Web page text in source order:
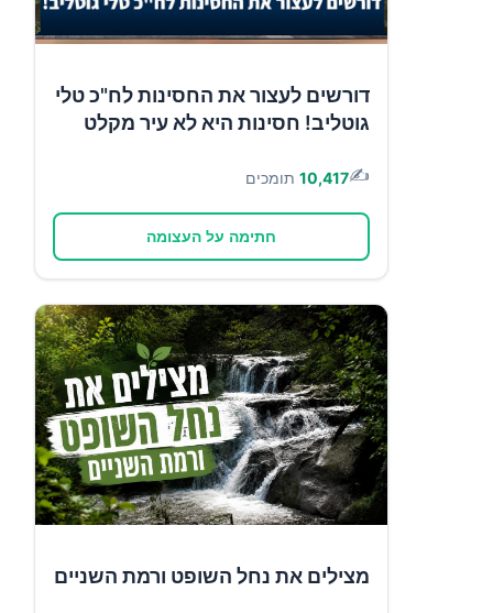
דורשים לעצור את החסינות לח"כ טלי
גוטליב! חסינות היא לא עיר מקלט
✍️
10,417 תומכים
חתימה על העצומה
מצילים את נחל השופט ורמת השניים